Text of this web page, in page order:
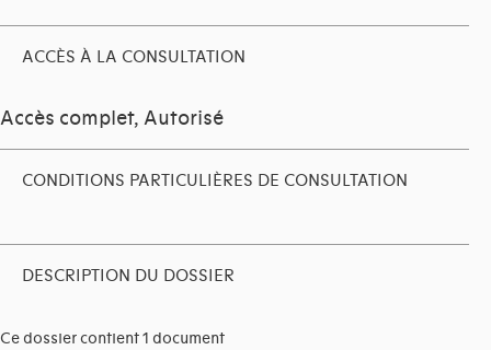
ACCÈS À LA CONSULTATION
Accès complet, Autorisé
CONDITIONS PARTICULIÈRES DE CONSULTATION
DESCRIPTION DU DOSSIER
Ce dossier contient 1 document